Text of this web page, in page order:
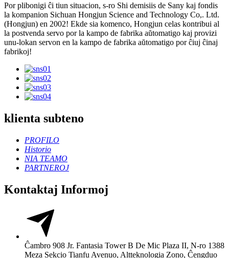
Por plibonigi ĉi tiun situacion, s-ro Shi demisiis de Sany kaj fondis
la kompanion Sichuan Hongjun Science and Technology Co,. Ltd.
(Hongjun) en 2002! Ekde sia komenco, Hongjun celas kontribui al
la postvenda servo por la kampo de fabrika aŭtomatigo kaj provizi
unu-lokan servon en la kampo de fabrika aŭtomatigo por ĉiuj ĉinaj
fabrikoj!
klienta subteno
PROFILO
Historio
NIA TEAMO
PARTNEROJ
Kontaktaj Informoj
Ĉambro 908 Jr. Fantasia Tower B De Mic Plaza II, N-ro 1388
Meza Sekcio Tianfu Avenuo, Altteknologia Zono, Ĉengduo